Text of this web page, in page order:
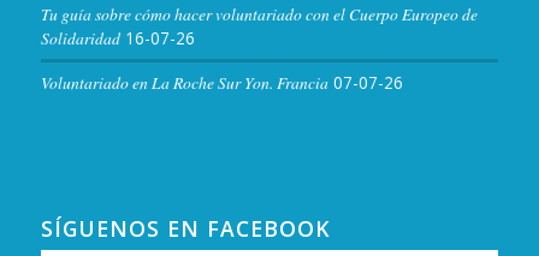
Tu guía sobre cómo hacer voluntariado con el Cuerpo Europeo de
Solidaridad 16-07-26
Voluntariado en La Roche Sur Yon. Francia 07-07-26
SÍGUENOS EN FACEBOOK